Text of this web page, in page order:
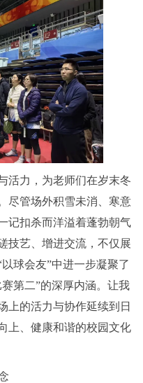
活力，为老师们在岁末冬
尽管场外积雪未消、寒意
记扣杀而洋溢着蓬勃朝气
技艺、增进交流，不仅展
球会友”中进一步凝聚了
第二”的深厚内涵。让我
上的活力与协作延续到日
上、健康和谐的校园文化